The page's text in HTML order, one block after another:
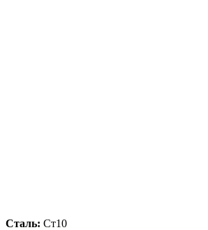
Сталь: Ст10